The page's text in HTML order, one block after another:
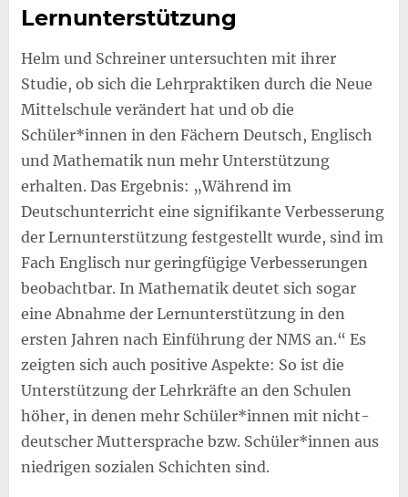
Lernunterstützung
Helm und Schreiner untersuchten mit ihrer
Studie, ob sich die Lehrpraktiken durch die Neue
Mittelschule verändert hat und ob die
Schüler*innen in den Fächern Deutsch, Englisch
und Mathematik nun mehr Unterstützung
erhalten. Das Ergebnis: „Während im
Deutschunterricht eine signifikante Verbesserung
der Lernunterstützung festgestellt wurde, sind im
Fach Englisch nur geringfügige Verbesserungen
beobachtbar. In Mathematik deutet sich sogar
eine Abnahme der Lernunterstützung in den
ersten Jahren nach Einführung der NMS an.“ Es
zeigten sich auch positive Aspekte: So ist die
Unterstützung der Lehrkräfte an den Schulen
höher, in denen mehr Schüler*innen mit nicht-
deutscher Muttersprache bzw. Schüler*innen aus
niedrigen sozialen Schichten sind.